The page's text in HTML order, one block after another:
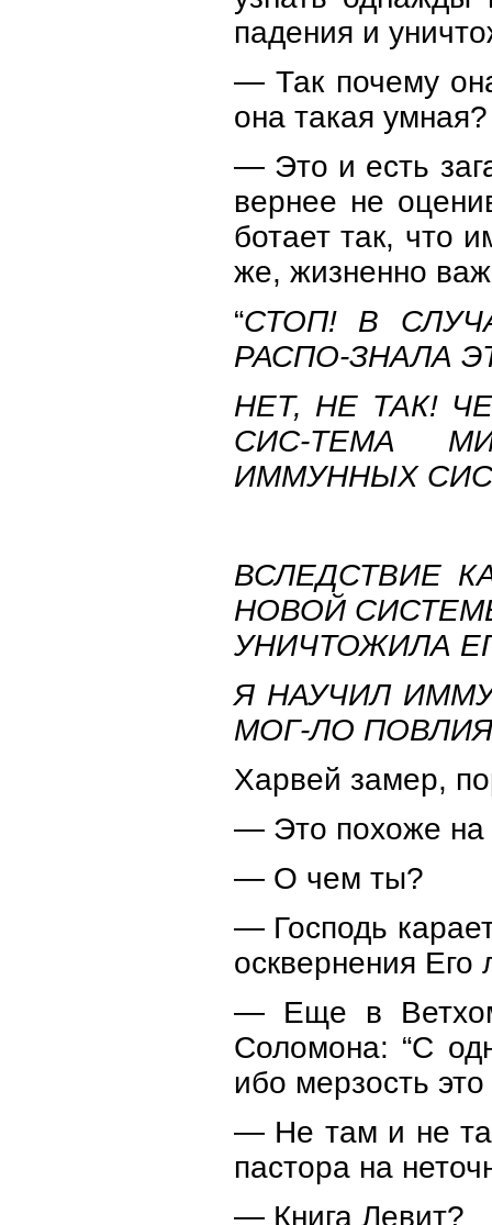
падения и
— Так почему
она такая умная?
— Это и есть
вернее не
ботает так, что
же, жизненно
“СТОП! В
РАСПО-ЗНАЛА
НЕТ, НЕ ТАК!
СИС-ТЕМА
ИММУННЫХ
ВСЛЕДСТВИЕ
НОВОЙ
УНИЧТОЖИЛА
Я НАУЧИЛ
МОГ-ЛО
Харвей замер,
— Это похоже на
— О чем ты?
— Господь
осквернения Его
— Еще в Ветхом
Соломона: “С
ибо мерзость
— Не там и не
пастора на
— Книга Левит?